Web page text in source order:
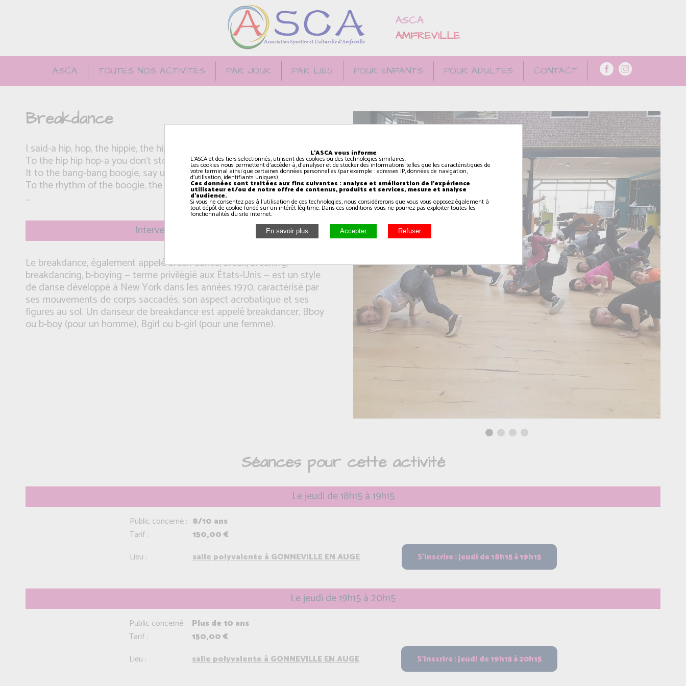
ASCA
AMFREVILLE
ASCA TOUTES NOS ACTIVITÉS PAR JOUR PAR LIEU POUR ENFANTS POUR ADULTES CONTACT
Breakdance
I said-a hip, hop, the hippie, the hippie
To the hip hip hop-a you don't stop the rock
It to the bang-bang boogie, say up jump the boogie
To the rhythm of the boogie, the beat
...
Intervenant(e): Mehdi
Le breakdance, également appelé break dance, break, breaking,
breakdancing, b-boying — terme privilégié aux États-Unis — est un style
de danse développé à New York dans les années 1970, caractérisé par
ses mouvements de corps saccadés, son aspect acrobatique et ses
figures au sol. Un danseur de breakdance est appelé breakdancer, Bboy
ou b-boy (pour un homme), Bgirl ou b-girl (pour une femme).
Séances pour cette activité
Le jeudi de 18h15 à 19h15
Public concerné : 8/10 ans
Tarif :
150,00 €
Lieu :
salle polyvalente à GONNEVILLE EN AUGE
Le jeudi de 19h15 à 20h15
Public concerné : Plus de 10 ans
Tarif :
150,00 €
Lieu :
salle polyvalente à GONNEVILLE EN AUGE
L'ASCA vous informe
L'ASCA et des tiers selectionnés, utilisent des cookies ou des technologies similaires.
Les cookies nous permettent d'accéder à, d'analyser et de stocker des informations telles que les caractéristiques de
votre terminal ainsi que certaines données personnelles (par exemple : adresses IP, données de navigation,
d'utilisation, identifiants uniques).
Ces données sont traitées aux fins suivantes : analyse et amélioration de l'expérience
utilisateur et/ou de notre offre de contenus, produits et services, mesure et analyse
d'audience.
Si vous ne consentez pas à l'utilisation de ces technologies, nous considérerons que vous vous opposez également à
tout dépôt de cookie fondé sur un intérêt légitime. Dans ces conditions vous ne pourrez pas exploiter toutes les
fonctionnalités du site internet.